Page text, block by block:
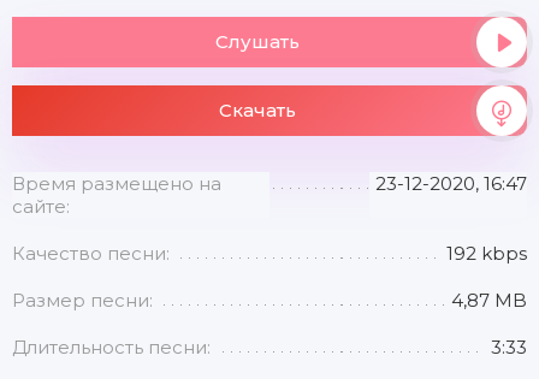
Слушать
Скачать
Время размещено на
сайте:
23-12-2020, 16:47
Качество песни: 192 kbps
Размер песни: 4,87 MB
Длительность песни: 3:33